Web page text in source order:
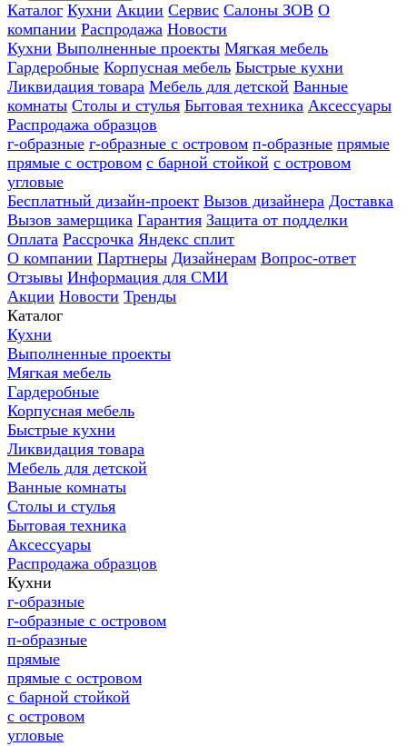
Каталог Кухни Акции Сервис Салоны ЗОВ О
компании Распродажа Новости
Кухни Выполненные проекты Мягкая мебель
Гардеробные Корпусная мебель Быстрые кухни
Ликвидация товара Мебель для детской Ванные
комнаты Столы и стулья Бытовая техника Аксессуары
Распродажа образцов
г-образные г-образные с островом п-образные прямые
прямые с островом с барной стойкой с островом
угловые
Бесплатный дизайн-проект Вызов дизайнера Доставка
Вызов замерщика Гарантия Защита от подделки
Оплата Рассрочка Яндекс сплит
О компании Партнеры Дизайнерам Вопрос-ответ
Отзывы Информация для СМИ
Акции Новости Тренды
Каталог
Кухни
Выполненные проекты
Мягкая мебель
Гардеробные
Корпусная мебель
Быстрые кухни
Ликвидация товара
Мебель для детской
Ванные комнаты
Столы и стулья
Бытовая техника
Аксессуары
Распродажа образцов
Кухни
г-образные
г-образные с островом
п-образные
прямые
прямые с островом
с барной стойкой
с островом
угловые